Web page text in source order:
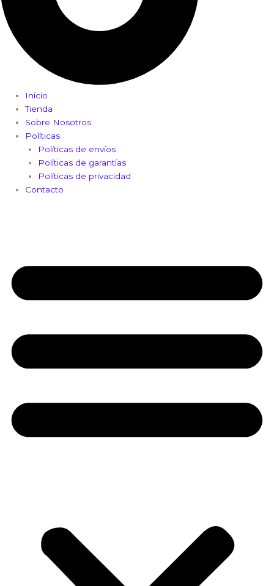
Inicio
Tienda
Sobre Nosotros
Políticas
Políticas de envíos
Políticas de garantías
Políticas de privacidad
Contacto